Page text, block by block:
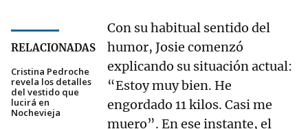
RELACIONADAS
Cristina Pedroche
revela los detalles
del vestido que
lucirá en
Nochevieja
Con su habitual sentido del
humor, Josie comenzó
explicando su situación actual:
“Estoy muy bien. He
engordado 11 kilos. Casi me
muero”. En ese instante, el